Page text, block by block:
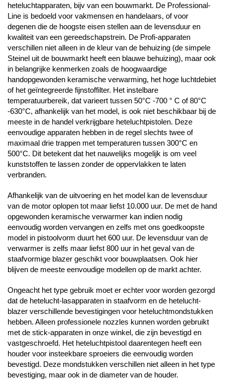
heteluchtapparaten, bijv van een bouwmarkt. De Professional-
Line is bedoeld voor vakmensen en handelaars, of voor
degenen die de hoogste eisen stellen aan de levensduur en
kwaliteit van een gereedschapstrein. De Profi-apparaten
verschillen niet alleen in de kleur van de behuizing (de simpele
Steinel uit de bouwmarkt heeft een blauwe behuizing), maar ook
in belangrijke kenmerken zoals de hoogwaardige
handopgewonden keramische verwarming, het hoge luchtdebiet
of het geïntegreerde fijnstoffilter. Het instelbare
temperatuurbereik, dat varieert tussen 50°C -700 ° C of 80°C
-630°C, afhankelijk van het model, is ook niet beschikbaar bij de
meeste in de handel verkrijgbare heteluchtpistolen. Deze
eenvoudige apparaten hebben in de regel slechts twee of
maximaal drie trappen met temperaturen tussen 300°C en
500°C. Dit betekent dat het nauwelijks mogelijk is om veel
kunststoffen te lassen zonder de oppervlakken te laten
verbranden.
Afhankelijk van de uitvoering en het model kan de levensduur
van de motor oplopen tot maar liefst 10.000 uur. De met de hand
opgewonden keramische verwarmer kan indien nodig
eenvoudig worden vervangen en zelfs met ons goedkoopste
model in pistoolvorm duurt het 600 uur. De levensduur van de
verwarmer is zelfs maar liefst 800 uur in het geval van de
staafvormige blazer geschikt voor bouwplaatsen. Ook hier
blijven de meeste eenvoudige modellen op de markt achter.
Ongeacht het type gebruik moet er echter voor worden gezorgd
dat de hetelucht-lasapparaten in staafvorm en de hetelucht-
blazer verschillende bevestigingen voor heteluchtmondstukken
hebben. Alleen professionele nozzles kunnen worden gebruikt
met de stick-apparaten in onze winkel, die zijn bevestigd en
vastgeschroefd. Het heteluchtpistool daarentegen heeft een
houder voor insteekbare sproeiers die eenvoudig worden
bevestigd. Deze mondstukken verschillen niet alleen in het type
bevestiging, maar ook in de diameter van de houder.